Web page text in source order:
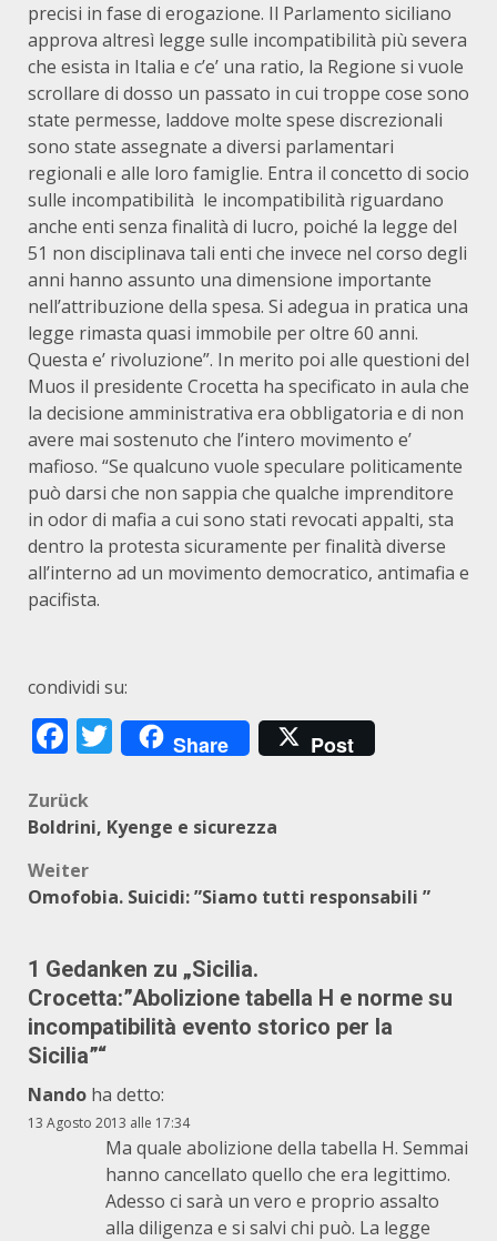
precisi in fase di erogazione. Il Parlamento siciliano
approva altresì legge sulle incompatibilità più severa
che esista in Italia e c’e’ una ratio, la Regione si vuole
scrollare di dosso un passato in cui troppe cose sono
state permesse, laddove molte spese discrezionali
sono state assegnate a diversi parlamentari
regionali e alle loro famiglie. Entra il concetto di socio
sulle incompatibilità le incompatibilità riguardano
anche enti senza finalità di lucro, poiché la legge del
51 non disciplinava tali enti che invece nel corso degli
anni hanno assunto una dimensione importante
nell’attribuzione della spesa. Si adegua in pratica una
legge rimasta quasi immobile per oltre 60 anni.
Questa e’ rivoluzione”. In merito poi alle questioni del
Muos il presidente Crocetta ha specificato in aula che
la decisione amministrativa era obbligatoria e di non
avere mai sostenuto che l’intero movimento e’
mafioso. “Se qualcuno vuole speculare politicamente
può darsi che non sappia che qualche imprenditore
in odor di mafia a cui sono stati revocati appalti, sta
dentro la protesta sicuramente per finalità diverse
all’interno ad un movimento democratico, antimafia e
pacifista.
condividi su:
Facebook
Twitter
Share Post
Beitragsnavigation
Zurück
Boldrini, Kyenge e sicurezza
Weiter
Omofobia. Suicidi: ”Siamo tutti responsabili ”
1 Gedanken zu „Sicilia.
Crocetta:”Abolizione tabella H e norme su
incompatibilità evento storico per la
Sicilia”“
Nando ha detto:
13 Agosto 2013 alle 17:34
Ma quale abolizione della tabella H. Semmai
hanno cancellato quello che era legittimo.
Adesso ci sarà un vero e proprio assalto
alla diligenza e si salvi chi può. La legge